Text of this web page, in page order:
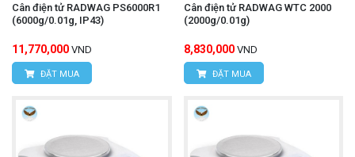
Cân điện tử RADWAG PS6000R1
(6000g/0.01g, IP43)
11,770,000 VND
ĐẶT MUA
Cân điện tử RADWAG WTC 2000
(2000g/0.01g)
8,830,000 VND
ĐẶT MUA